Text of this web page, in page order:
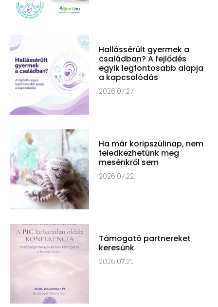
Hallássérült gyermek a
családban? A fejlődés
egyik legfontosabb alapja
a kapcsolódás
2026.07.27.
Ha már koripszülinap, nem
feledkezhetünk meg
mesénkről sem
2026.07.22.
Támogató partnereket
keresünk
2026.07.21.